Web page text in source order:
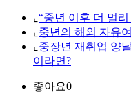
⌞ “중년 이후 더 멀
⌞ 중년의 해외 자유
⌞ 중장년 재취업 양
이라면?
좋아요0